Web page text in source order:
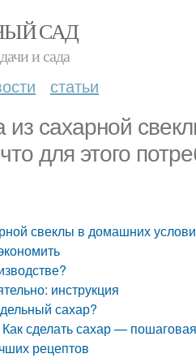
САД
и сада
статьи
из сахарной
для этого
свеклы в домашних
инструкция
сахар?
сделать сахар —
рецептов